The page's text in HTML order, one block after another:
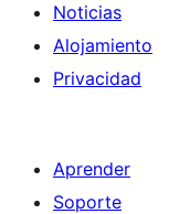
Noticias
Alojamiento
Privacidad
Aprender
Soporte